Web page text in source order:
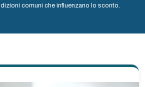
comuni che influenzano lo sconto.